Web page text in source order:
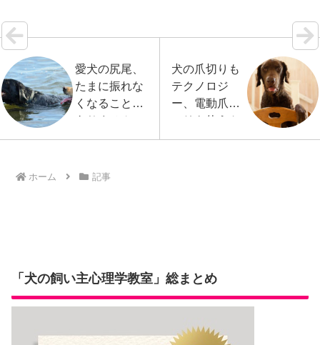
愛犬の尻尾、
たまに振れな
くなることは
ありません
か？
犬の爪切りも
テクノロジ
ー、電動爪ヤ
スリを使うト
レーニング
ホーム 記事
「犬の飼い主心理学教室」総まとめ